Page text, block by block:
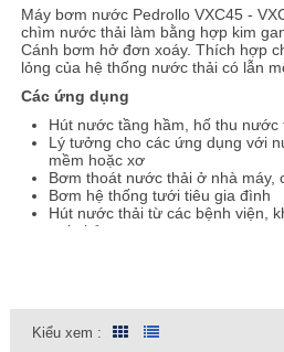
Máy bơm nước Pedrollo VXC45 -
chìm nước thải làm bằng hợp kim
Cánh bơm hở đơn xoáy. Thích hợp
lỏng của hệ thống nước thải có lẫn
Các ứng dụng
Hút nước tầng hầm, hố thu nước
Lý tưởng cho các ứng dụng với
mềm hoặc xơ
Bơm thoát nước thải ở nhà máy,
Bơm hệ thống tưới tiêu gia đình
Hút nước thải từ các bệnh viện,
trại nhỏ
Hút nước bùn lỏng, hố móng
Nếu bạn chưa nhìn thấy sản phẩm
Kiểu xem :